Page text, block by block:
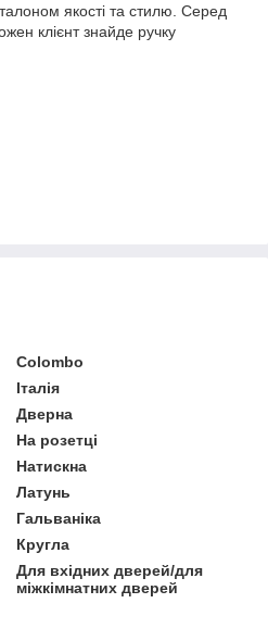
якості та стилю. Серед
клієнт знайде ручку
Colombo
Італія
Дверна
На розетці
Натискна
Латунь
Гальваніка
Кругла
Для вхідних дверей/для
міжкімнатних дверей